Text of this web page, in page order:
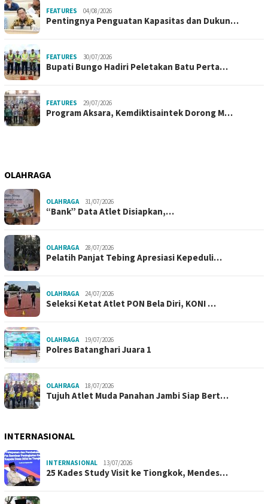
FEATURES 04/08/2026
Pentingnya Penguatan Kapasitas dan Dukun…
FEATURES 30/07/2026
Bupati Bungo Hadiri Peletakan Batu Perta…
FEATURES 29/07/2026
Program Aksara, Kemdiktisaintek Dorong M…
OLAHRAGA
OLAHRAGA 31/07/2026
“Bank” Data Atlet Disiapkan,…
OLAHRAGA 28/07/2026
Pelatih Panjat Tebing Apresiasi Kepeduli…
OLAHRAGA 24/07/2026
Seleksi Ketat Atlet PON Bela Diri, KONI …
OLAHRAGA 19/07/2026
Polres Batanghari Juara 1
OLAHRAGA 18/07/2026
Tujuh Atlet Muda Panahan Jambi Siap Bert…
INTERNASIONAL
INTERNASIONAL 13/07/2026
25 Kades Study Visit ke Tiongkok, Mendes…